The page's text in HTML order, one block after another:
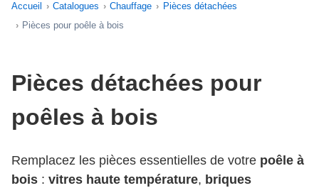
Accueil Catalogues Chauffage
Pièces détachées
Pièces pour poêle à bois
Pièces détachées pour
poêles à bois
Remplacez les pièces essentielles de votre poêle à
bois : vitres haute température, briques